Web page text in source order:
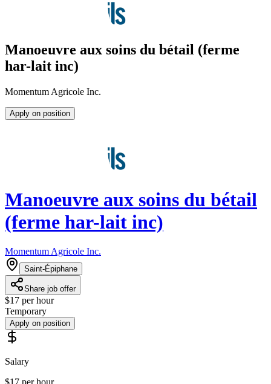
Manoeuvre aux soins du bétail (ferme
har-lait inc)
Momentum Agricole Inc.
Apply on position
Manoeuvre aux soins du bétail
(ferme har-lait inc)
Momentum Agricole Inc.
Saint-Épiphane
Share job offer
$17 per hour
Temporary
Apply on position
Salary